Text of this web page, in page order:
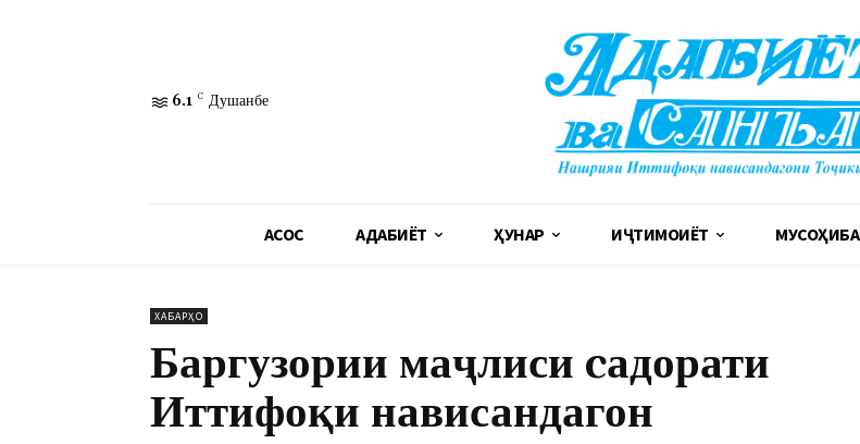
6.1 C Душанбе
АСОСӢ АДАБИЁТ ҲУНАР ИҶТИМОИЁТ МУСОҲИБА
ХАБАРҲО
Баргузории маҷлиси cадорати
Иттифоқи нависандагон